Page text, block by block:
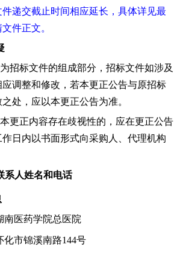
递交截止时间相应延长，具体详见最
件正文。
招标文件的组成部分，招标文件如涉及
应调整和修改，若本更正公告与原招标
处，应以本更正公告为准。
更正内容存在歧视性的，应在更正公告
日内以书面形式向采购人、代理机构
系人姓名和电话
南医药学院总医院
化市锦溪南路144号